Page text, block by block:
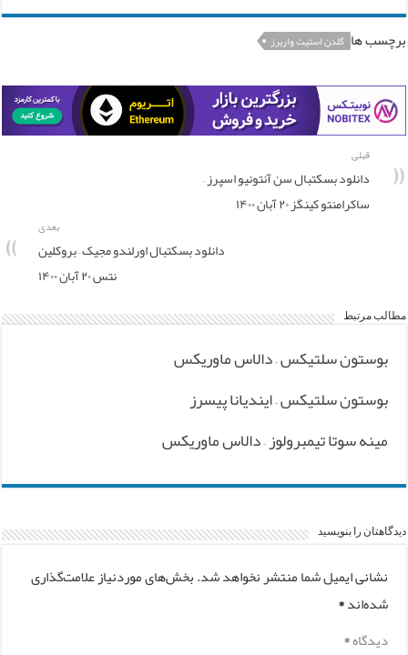
برچسب ها گلدن استیت واریرز
قبلی
دانلود بسکتبال سن آنتونیو اسپرز –
ساکرامنتو کینگز ۲۰ آبان ۱۴۰۰
بعدی
دانلود بسکتبال اورلندو مجیک – بروکلین
نتس ۲۰ آبان ۱۴۰۰
مطالب مرتبط
بوستون سلتیکس – دالاس ماوریکس
بوستون سلتیکس – ایندیانا پیسرز
مینه سوتا تیمبرولوز – دالاس ماوریکس
دیدگاهتان را بنویسید
نشانی ایمیل شما منتشر نخواهد شد.بخش‌های موردنیاز علامت‌گذاری
شده‌اند*
دیدگاه*